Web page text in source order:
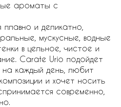
ароматы с
и деликатно,
мускусные, водные
в цельное, чистое и
Carate Urio подойдет
каждый день, любит
и хочет носить
современно,